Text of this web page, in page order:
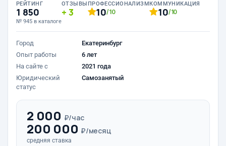
РЕЙТИНГ
1 850
№ 945 в каталоге
ОТЗЫВЫ
3
ПРОФЕССИОНАЛИЗМ
10/10
КОММУНИКАЦИЯ
10/10
Город
Екатеринбург
Опыт работы
6 лет
На сайте с
2021 года
Юридический
статус
Самозанятый
2 000 ₽/час
200 000 ₽/месяц
средняя ставка